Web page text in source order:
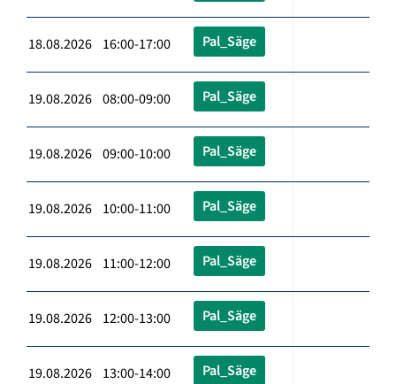
18.08.2026 16:00-17:00 Pal_Säge
19.08.2026 08:00-09:00 Pal_Säge
19.08.2026 09:00-10:00 Pal_Säge
19.08.2026 10:00-11:00 Pal_Säge
19.08.2026 11:00-12:00 Pal_Säge
19.08.2026 12:00-13:00 Pal_Säge
19.08.2026 13:00-14:00 Pal_Säge